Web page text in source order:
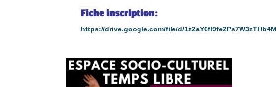
Fiche inscription:
https://drive.google.com/file/d/